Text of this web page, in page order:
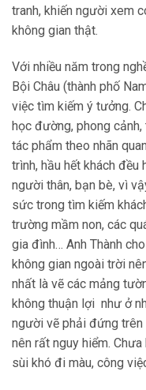
tranh, khiến người xem
không gian thật.
Với nhiều năm trong
Bội Châu (thành phố
việc tìm kiếm ý tưởng.
học đường, phong
tác phẩm theo nhãn
trình, hầu hết khách
người thân, bạn bè, vì
sức trong tìm kiếm
trường mầm non, các
gia đình… Anh Thành
không gian ngoài trời
nhất là vẽ các mảng
không thuận lợi như ở
người vẽ phải đứng
nên rất nguy hiểm.
sùi khó đi màu, công